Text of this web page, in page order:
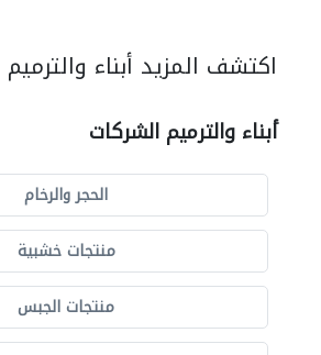
اكتشف المزيد أبناء
أبناء والترميم الشركات
الحجر والرخام
منتجات خشبية
منتجات الجبس